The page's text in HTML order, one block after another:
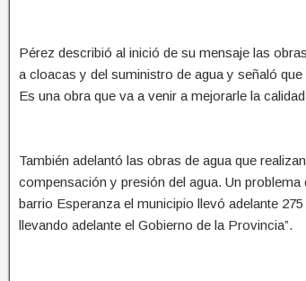
Pérez describió al inició de su mensaje las
a cloacas y del suministro de agua y señaló
Es una obra que va a venir a mejorarle la
También adelantó las obras de agua que
compensación y presión del agua. Un
barrio Esperanza el municipio llevó adelante
llevando adelante el Gobierno de la Provincia”.